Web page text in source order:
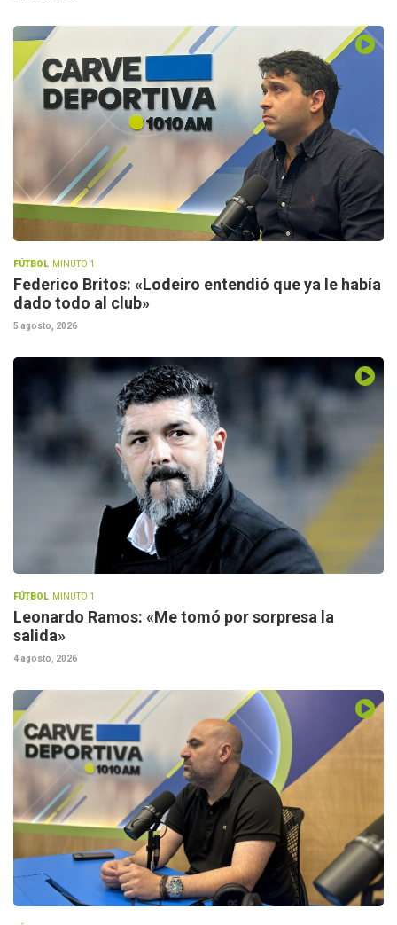
FÚTBOL MINUTO 1
Federico Britos: «Lodeiro entendió que ya le había
dado todo al club»
5 agosto, 2026
FÚTBOL MINUTO 1
Leonardo Ramos: «Me tomó por sorpresa la
salida»
4 agosto, 2026